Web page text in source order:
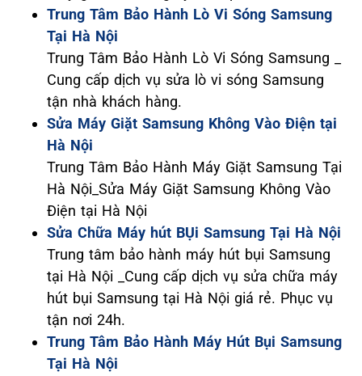
Trung Tâm Bảo Hành Lò Vi Sóng Samsung
Tại Hà Nội
Trung Tâm Bảo Hành Lò Vi Sóng Samsung _
Cung cấp dịch vụ sửa lò vi sóng Samsung
tận nhà khách hàng.
Sửa Máy Giặt Samsung Không Vào Điện tại
Hà Nội
Trung Tâm Bảo Hành Máy Giặt Samsung Tại
Hà Nội_Sửa Máy Giặt Samsung Không Vào
Điện tại Hà Nội
Sửa Chữa Máy hút BỤi Samsung Tại Hà Nội
Trung tâm bảo hành máy hút bụi Samsung
tại Hà Nội _Cung cấp dịch vụ sửa chữa máy
hút bụi Samsung tại Hà Nội giá rẻ. Phục vụ
tận nơi 24h.
Trung Tâm Bảo Hành Máy Hút Bụi Samsung
Tại Hà Nội